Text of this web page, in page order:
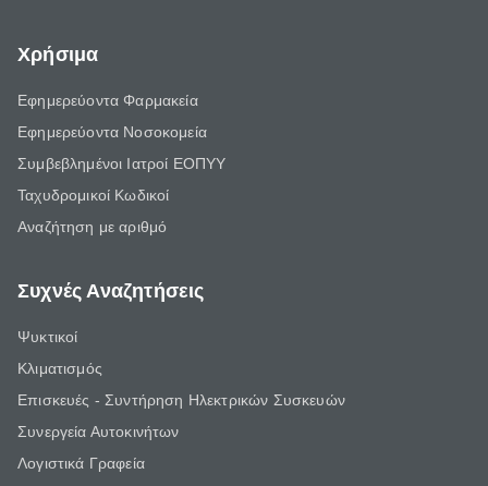
Χρήσιμα
Εφημερεύοντα Φαρμακεία
Εφημερεύοντα Νοσοκομεία
Συμβεβλημένοι Ιατροί ΕΟΠΥΥ
Ταχυδρομικοί Κωδικοί
Αναζήτηση με αριθμό
Συχνές Αναζητήσεις
Ψυκτικοί
Κλιματισμός
Επισκευές - Συντήρηση Ηλεκτρικών Συσκευών
Συνεργεία Αυτοκινήτων
Λογιστικά Γραφεία